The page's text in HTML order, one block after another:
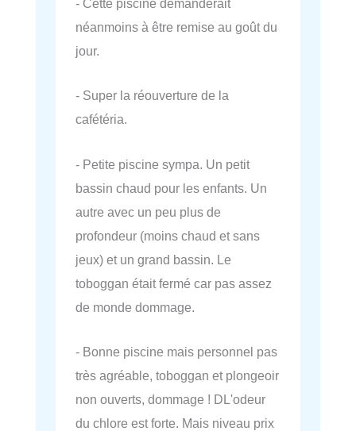
- Cette piscine demanderait
néanmoins à être remise au goût du
jour.
- Super la réouverture de la
cafétéria.
- Petite piscine sympa. Un petit
bassin chaud pour les enfants. Un
autre avec un peu plus de
profondeur (moins chaud et sans
jeux) et un grand bassin. Le
toboggan était fermé car pas assez
de monde dommage.
- Bonne piscine mais personnel pas
très agréable, toboggan et plongeoir
non ouverts, dommage ! DL'odeur
du chlore est forte. Mais niveau prix